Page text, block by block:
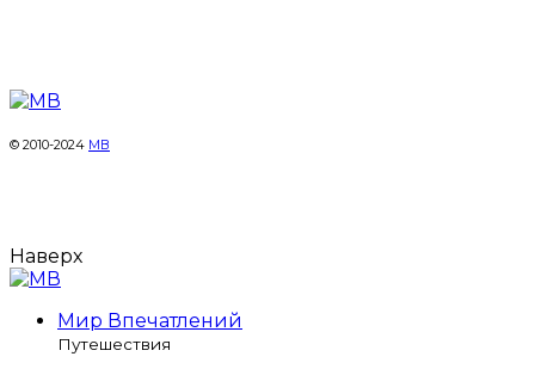
© 2010-2024 МВ
Наверх
Мир Впечатлений
Путешествия